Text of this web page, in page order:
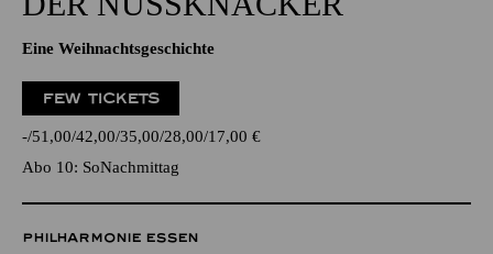
Eine Weihnachtsgeschichte
FEW TICKETS
- 51,00 42,00 35,00 28,00 17,00 €
Abo 10: SoNachmittag
PHILHARMONIE ESSEN